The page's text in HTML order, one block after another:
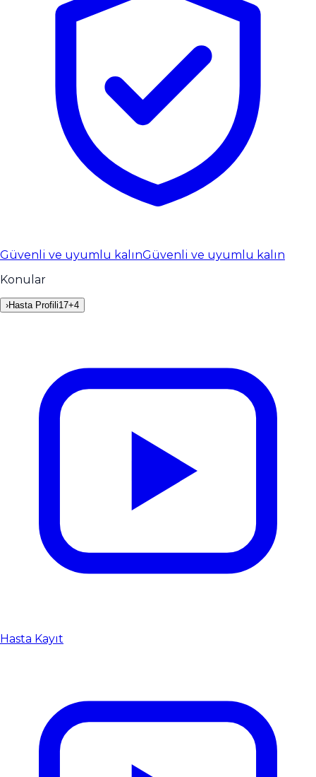
Güvenli ve uyumlu kalınGüvenli ve uyumlu kalın
Konular
›Hasta Profili17+4
Hasta Kayıt